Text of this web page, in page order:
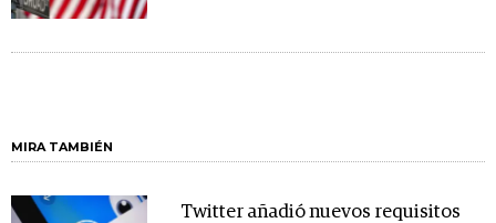
MIRA TAMBIÉN
Twitter añadió nuevos requisitos